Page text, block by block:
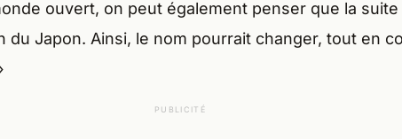
ouvert, on peut également penser que la
du Japon. Ainsi, le nom pourrait changer, tout en
PUBLICITÉ